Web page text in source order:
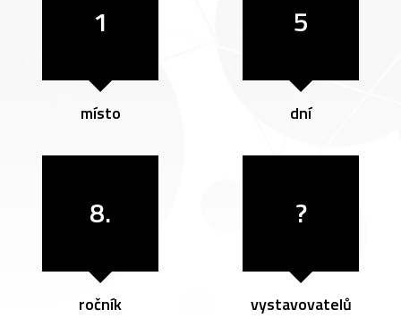
1
místo
5
dní
8.
ročník
?
vystavovatelů